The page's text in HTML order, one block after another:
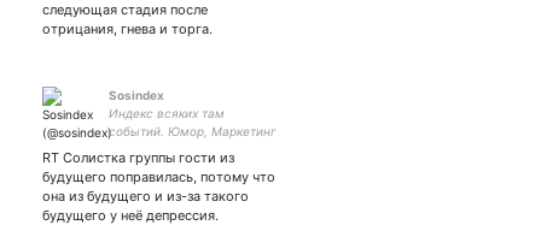
следующая стадия после
отрицания, гнева и торга.
Sosindex
Индекс всяких там
событий. Юмор, Маркетинг
агентства
RT Солистка группы гости из
будущего поправилась, потому что
она из будущего и из-за такого
будущего у неё депрессия.